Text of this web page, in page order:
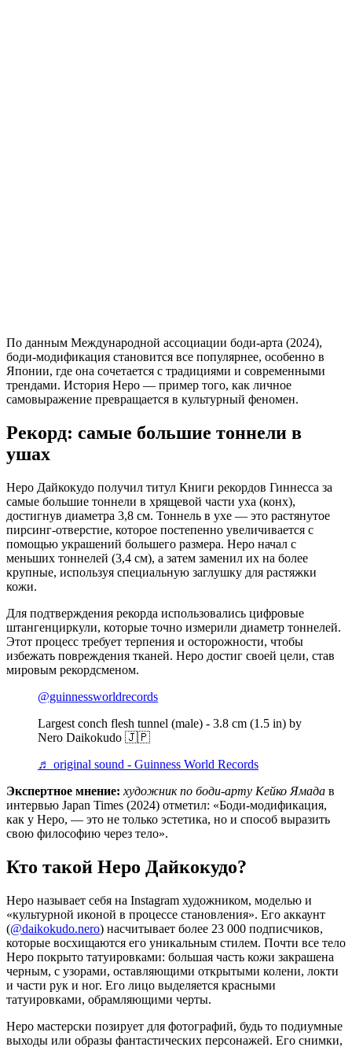
По данным Международной ассоциации боди-арта (2024),
боди-модификация становится все популярнее, особенно в
Японии, где она сочетается с традициями и современными
трендами. История Неро — пример того, как личное
самовыражение превращается в культурный феномен.
Рекорд: самые большие тоннели в
ушах
Неро Дайкокудо получил титул Книги рекордов Гиннесса за
самые большие тоннели в хрящевой части уха (конх),
достигнув диаметра 3,8 см. Тоннель в ухе — это растянутое
пирсинг-отверстие, которое постепенно увеличивается с
помощью украшений большего размера. Неро начал с
меньших тоннелей (3,4 см), а затем заменил их на более
крупные, используя специальную заглушку для растяжки
кожи.
Для подтверждения рекорда использовались цифровые
штангенциркули, которые точно измерили диаметр тоннелей.
Этот процесс требует терпения и осторожности, чтобы
избежать повреждения тканей. Неро достиг своей цели, став
мировым рекордсменом.
@guinnessworldrecords
Largest conch flesh tunnel (male) - 3.8 cm (1.5 in) by
Nero Daikokudo 🇯🇵
♬ original sound - Guinness World Records
Экспертное мнение: художник по боди-арту Кейко Ямада в
интервью Japan Times (2024) отметил: «Боди-модификация,
как у Неро, — это не только эстетика, но и способ выразить
свою философию через тело».
Кто такой Неро Дайкокудо?
Неро называет себя на Instagram художником, моделью и
«культурной иконой в процессе становления». Его аккаунт
(@daikokudo.nero) насчитывает более 23 000 подписчиков,
которые восхищаются его уникальным стилем. Почти все тело
Неро покрыто татуировками: большая часть кожи закрашена
черным, с узорами, оставляющими открытыми колени, локти
и части рук и ног. Его лицо выделяется красными
татуировками, обрамляющими черты.
Неро мастерски позирует для фотографий, будь то подиумные
выходы или образы фантастических персонажей. Его снимки,